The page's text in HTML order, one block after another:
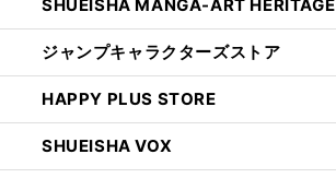
SHUEISHA MANGA-ART HERITAGE
ジャンプキャラクターズストア
HAPPY PLUS STORE
SHUEISHA VOX